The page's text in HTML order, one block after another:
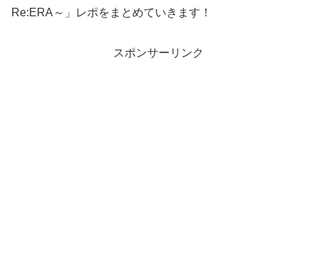
Re:ERA～」レポをまとめていきます！
スポンサーリンク